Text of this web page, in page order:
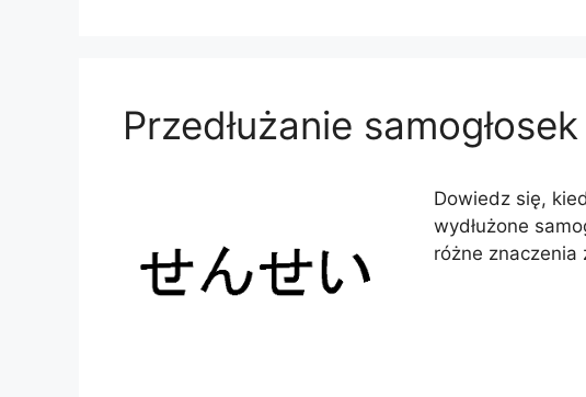
Przedłużanie
Dowiedz się,
wydłużone
różne znaczenia